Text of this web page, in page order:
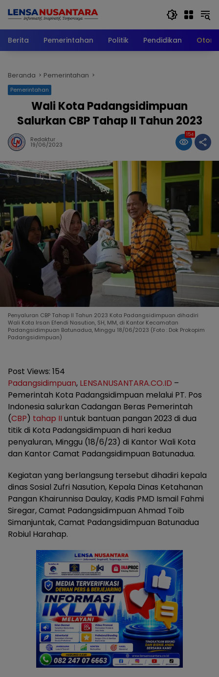
Berita
Pemerintahan Politik Pendidikan
Beranda Pemerintahan
Pemerintahan
Wali Kota Padangsidimpuan
Salurkan CBP Tahap II Tahun 2023
Redaktur
19/06/2023
154
Penyaluran CBP Tahap II Tahun 2023 Kota Padangsidimpuan dihadiri
Wali Kota Irsan Efendi Nasution, SH, MM, di Kantor Kecamatan
Padangsidimpuan Batunadua, Minggu 18/06/2023 (Foto : Dok Prokopim
Padangsidimpuan)
Post Views: 154
Padangsidimpuan, LENSANUSANTARA.CO.ID –
Pemerintah Kota Padangsidimpuan melalui PT. Pos
Indonesia salurkan Cadangan Beras Pemerintah
(CBP) tahap II untuk bantuan pangan 2023 di dua
titik di Kota Padangsidimpuan di hari kedua
penyaluran, Minggu (18/6/23) di Kantor Wali Kota
dan Kantor Camat Padangsidimpuan Batunadua.
Kegiatan yang berlangsung tersebut dihadiri kepala
dinas Sosial Zufri Nasution, Kepala Dinas Ketahanan
Pangan Khairunnisa Daulay, Kadis PMD Ismail Fahmi
Siregar, Camat Padangsidimpuan Ahmad Toib
Simanjuntak, Camat Padangsidimpuan Batunadua
Robiul Harahap.